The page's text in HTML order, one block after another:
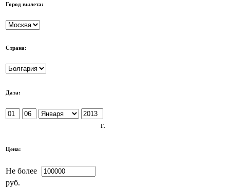
Город вылета:
Страна:
Дата:
г.
Цена:
Не более
руб.